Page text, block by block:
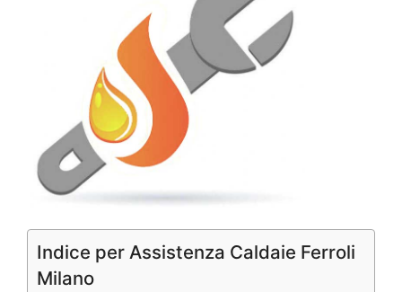
Indice per Assistenza Caldaie Ferroli
Milano